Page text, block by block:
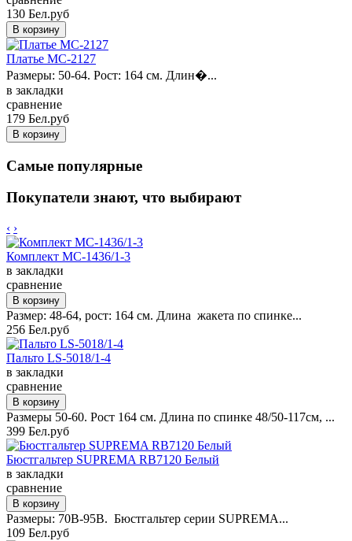
130 Бел.руб
Платье MC-2127
Размеры: 50-64. Рост: 164 см. Длин�...
в закладки
сравнение
179 Бел.руб
Самые популярные
Покупатели знают, что выбирают
‹ ›
Комплект MC-1436/1-3
в закладки
сравнение
Размер: 48-64, рост: 164 см. Длина жакета по спинке...
256 Бел.руб
Пальто LS-5018/1-4
в закладки
сравнение
Размеры 50-60. Рост 164 см. Длина по спинке 48/50-117см, ...
399 Бел.руб
Бюстгальтер SUPREMA RB7120 Белый
в закладки
сравнение
Размеры: 70B-95B. Бюстгальтер серии SUPREMA...
109 Бел.руб